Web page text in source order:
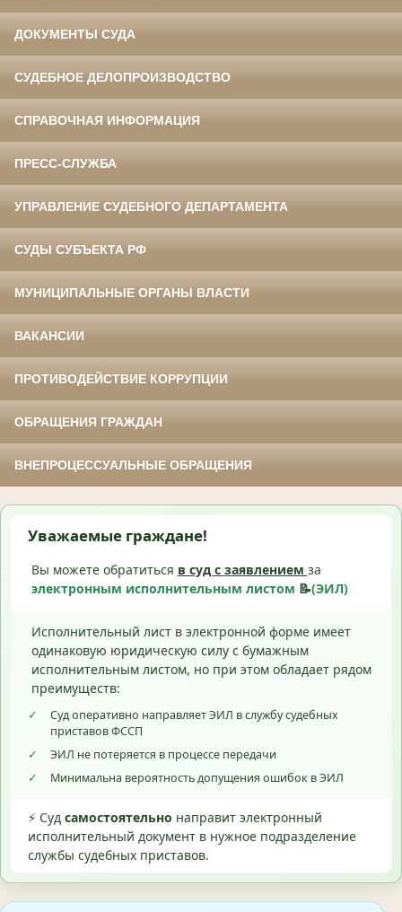
ДОКУМЕНТЫ СУДА
СУДЕБНОЕ ДЕЛОПРОИЗВОДСТВО
СПРАВОЧНАЯ ИНФОРМАЦИЯ
ПРЕСС-СЛУЖБА
УПРАВЛЕНИЕ СУДЕБНОГО ДЕПАРТАМЕНТА
СУДЫ СУБЪЕКТА РФ
МУНИЦИПАЛЬНЫЕ ОРГАНЫ ВЛАСТИ
ВАКАНСИИ
ПРОТИВОДЕЙСТВИЕ КОРРУПЦИИ
ОБРАЩЕНИЯ ГРАЖДАН
ВНЕПРОЦЕССУАЛЬНЫЕ ОБРАЩЕНИЯ
Уважаемые граждане!
Вы можете обратиться в суд с заявлением за
электронным исполнительным листом 📝(ЭИЛ)
Исполнительный лист в электронной форме имеет
одинаковую юридическую силу с бумажным
исполнительным листом, но при этом обладает рядом
преимуществ:
✓
Суд оперативно направляет ЭИЛ в службу судебных
приставов ФССП
✓
ЭИЛ не потеряется в процессе передачи
✓
Минимальна вероятность допущения ошибок в ЭИЛ
⚡ Суд самостоятельно направит электронный
исполнительный документ в нужное подразделение
службы судебных приставов.